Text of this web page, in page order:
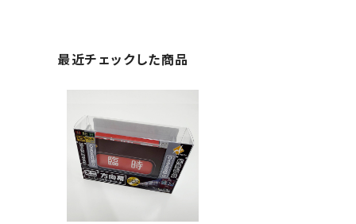
最近チェックした商品